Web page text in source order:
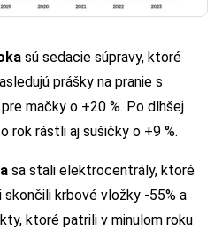
sú sedacie súpravy, ktoré
prášky na pranie s
mačky o +20 %. Po dlhšej
rok rástli aj sušičky o +9 %.
sa stali elektrocentrály, ktoré
skončili krbové vložky -55% a
ktoré patrili v minulom roku